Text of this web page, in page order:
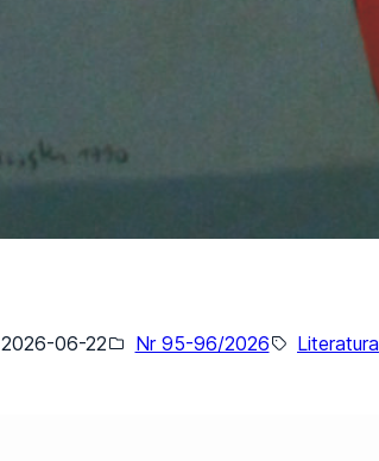
2026-06-22 Nr 95-96/2026 Literatura